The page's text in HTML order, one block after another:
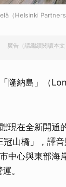
（Helsinki
廣告（請繼續閱讀本文
隆納島」（
現在全新開通
山橋」，譯
中心與東部海
。